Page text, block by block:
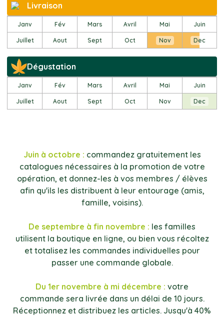
Livraison
Janv Fév Mars Avril Mai Juin
Juillet Aout Sept Oct Nov Dec
Dégustation
Janv Fév Mars Avril Mai Juin
Juillet Aout Sept Oct Nov Dec
Juin à octobre : commandez gratuitement les
catalogues nécessaires à la promotion de votre
opération, et donnez-les à vos membres / élèves
afin qu'ils les distribuent à leur entourage (amis,
famille, voisins).
De septembre à fin novembre : les familles
utilisent la boutique en ligne, ou bien vous récoltez
et totalisez les commandes individuelles pour
passer une commande globale.
Du 1er novembre à mi décembre : votre
commande sera livrée dans un délai de 10 jours.
Réceptionnez et distribuez les articles. Jusqu'à 40%